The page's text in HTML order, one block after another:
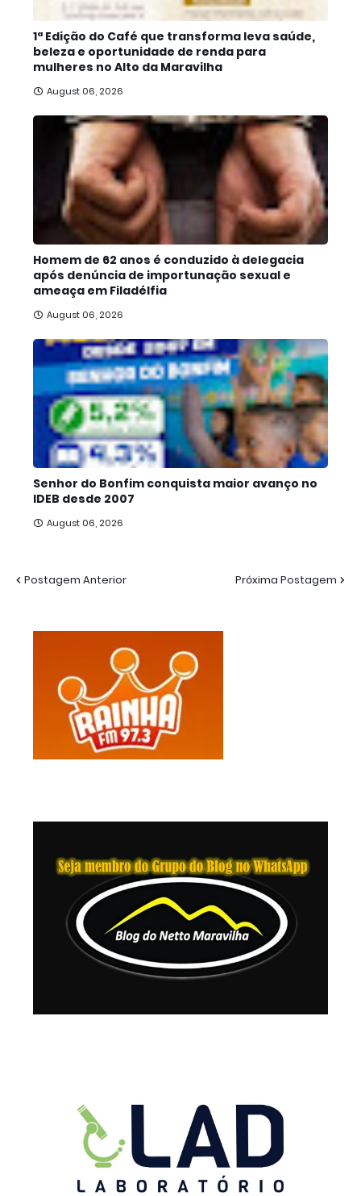
1ª Edição do Café que transforma leva saúde,
beleza e oportunidade de renda para
mulheres no Alto da Maravilha
August 06, 2026
Homem de 62 anos é conduzido à delegacia
após denúncia de importunação sexual e
ameaça em Filadélfia
August 06, 2026
Senhor do Bonfim conquista maior avanço no
IDEB desde 2007
August 06, 2026
Postagem Anterior Próxima Postagem